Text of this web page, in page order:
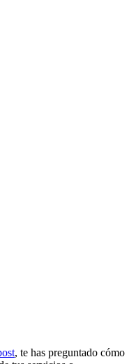
, te has preguntado cómo